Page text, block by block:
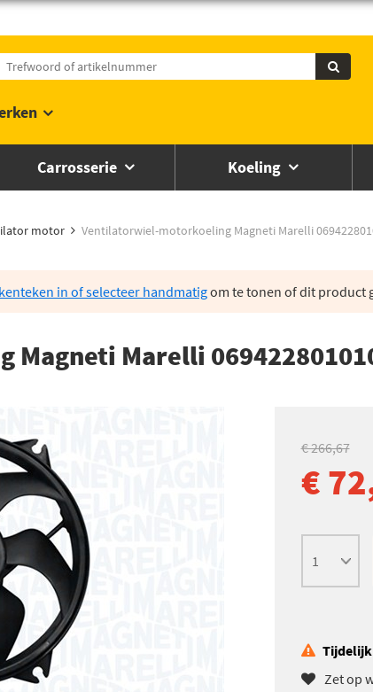
Carrosserie Koeling
motor Ventilatorwiel-motorkoeling Magneti Marelli
in of selecteer handmatigom te tonen of dit product
Marelli
€ 266,67
€
Zet op